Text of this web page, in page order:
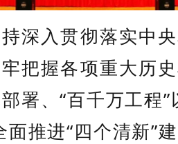
深入贯彻落实中
把握各项重大历
署、“百千万工程
面推进“四个清新”